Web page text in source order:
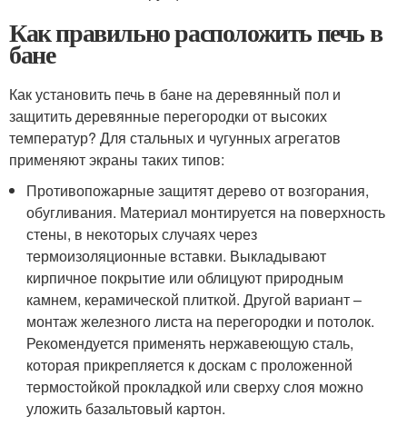
Как правильно расположить печь в
бане
Как установить печь в бане на деревянный пол и
защитить деревянные перегородки от высоких
температур? Для стальных и чугунных агрегатов
применяют экраны таких типов:
Противопожарные защитят дерево от возгорания,
обугливания. Материал монтируется на поверхность
стены, в некоторых случаях через
термоизоляционные вставки. Выкладывают
кирпичное покрытие или облицуют природным
камнем, керамической плиткой. Другой вариант –
монтаж железного листа на перегородки и потолок.
Рекомендуется применять нержавеющую сталь,
которая прикрепляется к доскам с проложенной
термостойкой прокладкой или сверху слоя можно
уложить базальтовый картон.